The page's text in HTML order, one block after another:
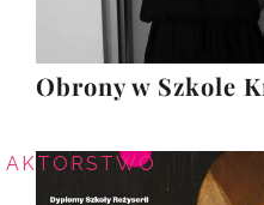
Obrony w Szkole
AKTORSTWO